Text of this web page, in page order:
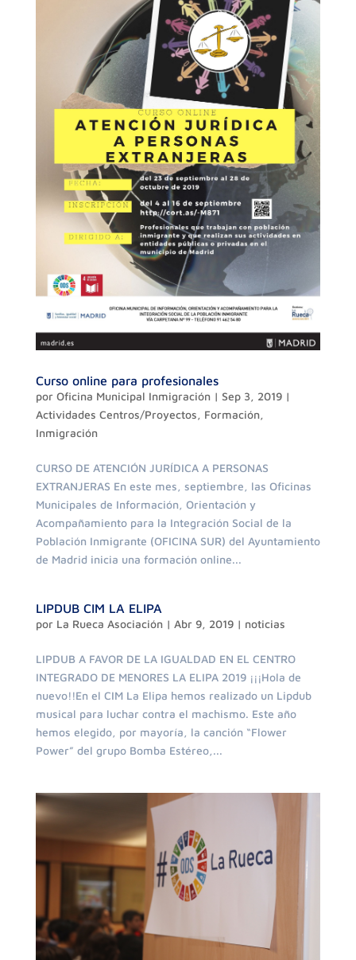
Curso online para profesionales
por Oficina Municipal Inmigración| Sep 3, 2019|
Actividades Centros/Proyectos, Formación,
Inmigración
CURSO DE ATENCIÓN JURÍDICA A PERSONAS
EXTRANJERAS En este mes, septiembre, las Oficinas
Municipales de Información, Orientación y
Acompañamiento para la Integración Social de la
Población Inmigrante (OFICINA SUR) del Ayuntamiento
de Madrid inicia una formación online...
LIPDUB CIM LA ELIPA
por La Rueca Asociación| Abr 9, 2019| noticias
LIPDUB A FAVOR DE LA IGUALDAD EN EL CENTRO
INTEGRADO DE MENORES LA ELIPA 2019 ¡¡¡Hola de
nuevo!!En el CIM La Elipa hemos realizado un Lipdub
musical para luchar contra el machismo. Este año
hemos elegido, por mayoría, la canción “Flower
Power” del grupo Bomba Estéreo,...